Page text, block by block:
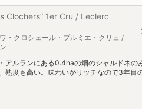
Clochers” 1er Cru / Leclerc
・クロシェール・プルミエ・クリュ /
アルランにある0.4haの畑のシャルドネ
熟度も高い。味わいがリッチなので3年